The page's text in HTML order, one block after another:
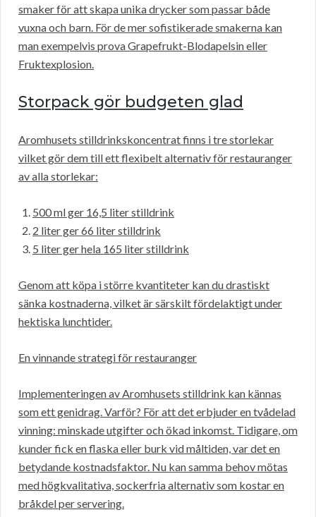
smaker för att skapa unika drycker som passar både
vuxna och barn. För de mer sofistikerade smakerna kan
man exempelvis prova Grapefrukt-Blodapelsin eller
Fruktexplosion.
Storpack gör budgeten glad
Aromhusets stilldrinkskoncentrat finns i tre storlekar
vilket gör dem till ett flexibelt alternativ för restauranger
av alla storlekar:
500 ml ger 16,5 liter stilldrink
2 liter ger 66 liter stilldrink
5 liter ger hela 165 liter stilldrink
Genom att köpa i större kvantiteter kan du drastiskt
sänka kostnaderna, vilket är särskilt fördelaktigt under
hektiska lunchtider.
En vinnande strategi för restauranger
Implementeringen av Aromhusets stilldrink kan kännas
som ett genidrag. Varför? För att det erbjuder en tvådelad
vinning: minskade utgifter och ökad inkomst. Tidigare, om
kunder fick en flaska eller burk vid måltiden, var det en
betydande kostnadsfaktor. Nu kan samma behov mötas
med högkvalitativa, sockerfria alternativ som kostar en
bråkdel per servering.